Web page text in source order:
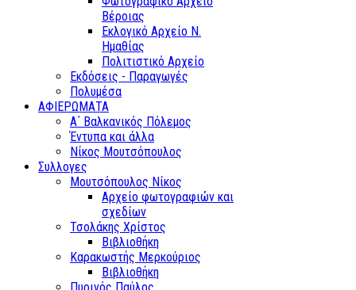
Βέροιας
Εκλογικό Αρχείο Ν.
Ημαθίας
Πολιτιστικό Αρχείο
Εκδόσεις - Παραγωγές
Πολυμέσα
ΑΦΙΕΡΩΜΑΤΑ
Α΄ Βαλκανικός Πόλεμος
Έντυπα και άλλα
Νίκος Μουτσόπουλος
Συλλογες
Μουτσόπουλος Νίκος
Αρχείο φωτογραφιών και
σχεδίων
Τσολάκης Χρίστος
Βιβλιοθήκη
Καρακωστής Μερκούριος
Βιβλιοθήκη